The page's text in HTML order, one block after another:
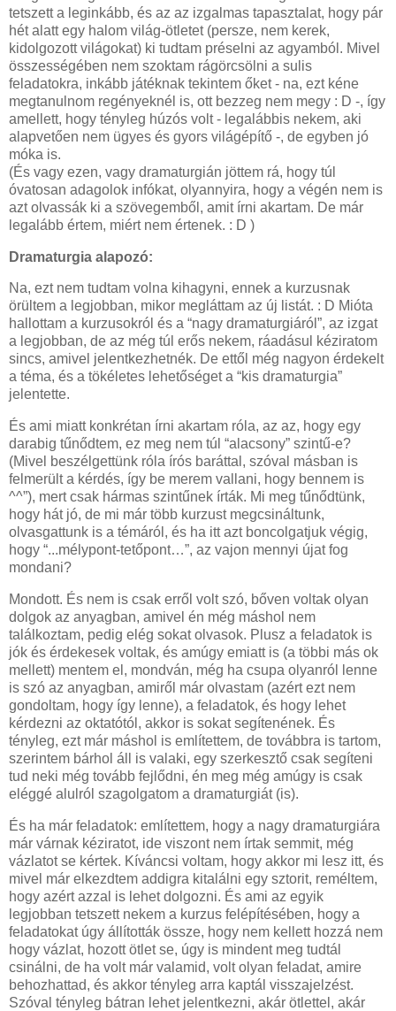
tetszett a leginkább, és az az izgalmas tapasztalat, hogy pár
hét alatt egy halom világ-ötletet (persze, nem kerek,
kidolgozott világokat) ki tudtam préselni az agyamból. Mivel
összességében nem szoktam rágörcsölni a sulis
feladatokra, inkább játéknak tekintem őket - na, ezt kéne
megtanulnom regényeknél is, ott bezzeg nem megy : D -, így
amellett, hogy tényleg húzós volt - legalábbis nekem, aki
alapvetően nem ügyes és gyors világépítő -, de egyben jó
móka is.
(És vagy ezen, vagy dramaturgián jöttem rá, hogy túl
óvatosan adagolok infókat, olyannyira, hogy a végén nem is
azt olvassák ki a szövegemből, amit írni akartam. De már
legalább értem, miért nem értenek. : D )
Dramaturgia alapozó:
Na, ezt nem tudtam volna kihagyni, ennek a kurzusnak
örültem a legjobban, mikor megláttam az új listát. : D Mióta
hallottam a kurzusokról és a “nagy dramaturgiáról”, az izgat
a legjobban, de az még túl erős nekem, ráadásul kéziratom
sincs, amivel jelentkezhetnék. De ettől még nagyon érdekelt
a téma, és a tökéletes lehetőséget a “kis dramaturgia”
jelentette.
És ami miatt konkrétan írni akartam róla, az az, hogy egy
darabig tűnődtem, ez meg nem túl “alacsony” szintű-e?
(Mivel beszélgettünk róla írós baráttal, szóval másban is
felmerült a kérdés, így be merem vallani, hogy bennem is
^^”), mert csak hármas szintűnek írták. Mi meg tűnődtünk,
hogy hát jó, de mi már több kurzust megcsináltunk,
olvasgattunk is a témáról, és ha itt azt boncolgatjuk végig,
hogy “...mélypont-tetőpont…”, az vajon mennyi újat fog
mondani?
Mondott. És nem is csak erről volt szó, bőven voltak olyan
dolgok az anyagban, amivel én még máshol nem
találkoztam, pedig elég sokat olvasok. Plusz a feladatok is
jók és érdekesek voltak, és amúgy emiatt is (a többi más ok
mellett) mentem el, mondván, még ha csupa olyanról lenne
is szó az anyagban, amiről már olvastam (azért ezt nem
gondoltam, hogy így lenne), a feladatok, és hogy lehet
kérdezni az oktatótól, akkor is sokat segítenének. És
tényleg, ezt már máshol is említettem, de továbbra is tartom,
szerintem bárhol áll is valaki, egy szerkesztő csak segíteni
tud neki még tovább fejlődni, én meg még amúgy is csak
eléggé alulról szagolgatom a dramaturgiát (is).
És ha már feladatok: említettem, hogy a nagy dramaturgiára
már várnak kéziratot, ide viszont nem írtak semmit, még
vázlatot se kértek. Kíváncsi voltam, hogy akkor mi lesz itt, és
mivel már elkezdtem addigra kitalálni egy sztorit, reméltem,
hogy azért azzal is lehet dolgozni. És ami az egyik
legjobban tetszett nekem a kurzus felépítésében, hogy a
feladatokat úgy állították össze, hogy nem kellett hozzá nem
hogy vázlat, hozott ötlet se, úgy is mindent meg tudtál
csinálni, de ha volt már valamid, volt olyan feladat, amire
behozhattad, és akkor tényleg arra kaptál visszajelzést.
Szóval tényleg bátran lehet jelentkezni, akár ötlettel, akár